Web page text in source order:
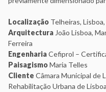
Localização Telheiras,
Arquitectura João Lisboa,
Ferreira
EngenhariaCefiprol –
PaisagismoMaria Telles
Cliente Câmara Municipal de
Rehabilitação Urbana de Lisboa